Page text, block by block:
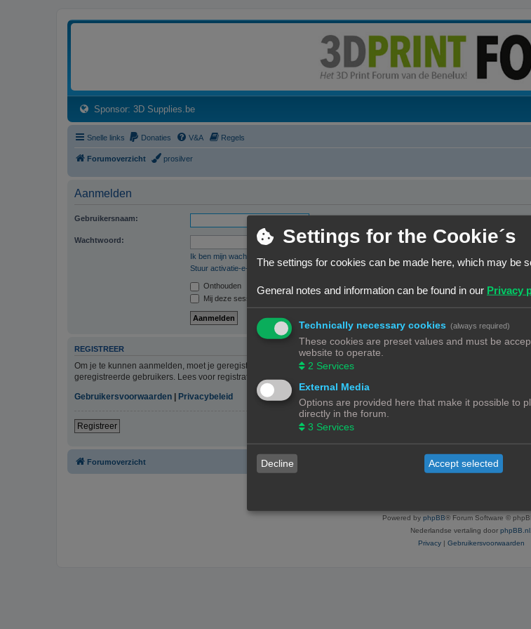
Sponsor: 3D Supplies.be(Opens a new tab)
Snelle links Donaties V&A Regels
Forumoverzicht prosilver
Aanmelden
Gebruikersnaam:
Wachtwoord:
Ik ben mijn wachtwoord vergeten
Stuur activatie-e-mail opnieuw
Onthouden
Mij deze sessie niet weergeven in de lijst met online gebruikers
REGISTREER
Om je te kunnen aanmelden, moet je geregistreerd zijn. Registratie neemt enkele minuten in beslag, maar geeft je
geregistreerde gebruikers. Lees voor registratie onze gebruiksvoorwaarden en het bijbehorend beleid. Bekijk ook de
Gebruikersvoorwaarden | Privacybeleid
Registreer
Forumoverzicht
Powered by phpBB® Forum Software ©
Nederlandse vertaling door phpBB.nl
Privacy | Gebruikersvoorwaarden
Settings for the Cookie´s
The settings for cookies can be made here, which may be
General notes and information can be found in our Privacy
Technically necessary cookies (always required)
These cookies are preset values and must be
website to operate.
2 Services
External Media
Options are provided here that make it possible to
directly in the forum.
3 Services
Decline Accept selected